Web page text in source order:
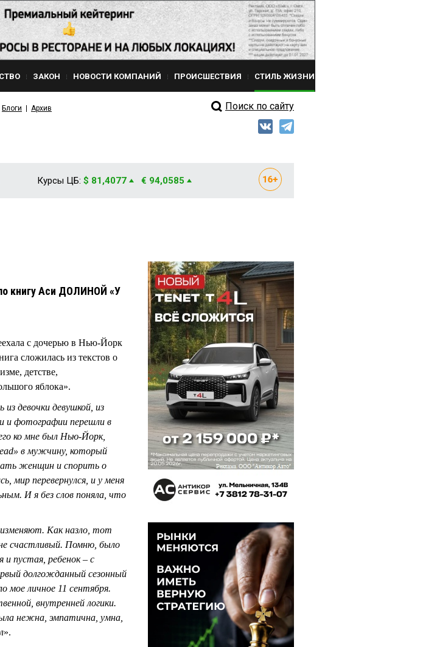
ЗАКОН НОВОСТИ КОМПАНИЙ ПРОИСШЕСТВИЯ СТИЛЬ ЖИЗНИ
Блоги Архив Поиск по сайту
Курсы ЦБ: $ 81,4077 € 94,0585
книгу Аси ДОЛИНОЙ «У
с дочерью в Нью-Йорк
сложилась из текстов о
детстве,
яблока».
девочки девушкой, из
и фотографии перешли в
ко мне был Нью-Йорк,
в мужчину, который
женщин и спорить о
мир перевернулся, и у меня
И я без слов поняла, что
Как назло, тот
счастливый. Помню, было
и пустая, ребенок – с
долгожданный сезонный
мое личное 11 сентября.
внутренней логики.
нежна, эмпатична, умна,
».